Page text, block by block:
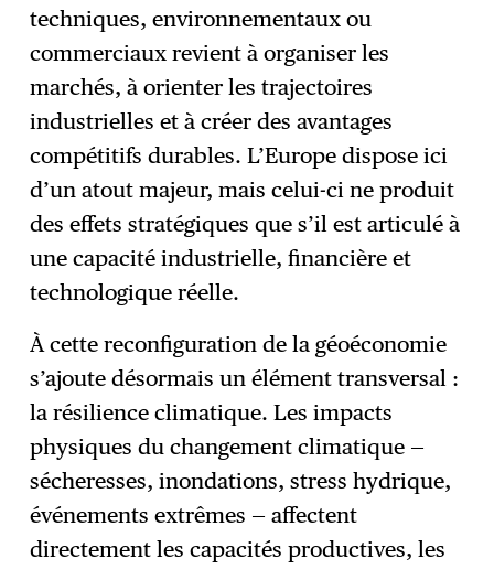
techniques, environnementaux ou
commerciaux revient à organiser les
marchés, à orienter les trajectoires
industrielles et à créer des avantages
compétitifs durables. L’Europe dispose ici
d’un atout majeur, mais celui-ci ne produit
des effets stratégiques que s’il est articulé à
une capacité industrielle, financière et
technologique réelle.
À cette reconfiguration de la géoéconomie
s’ajoute désormais un élément transversal :
la résilience climatique. Les impacts
physiques du changement climatique —
sécheresses, inondations, stress hydrique,
événements extrêmes — affectent
directement les capacités productives, les